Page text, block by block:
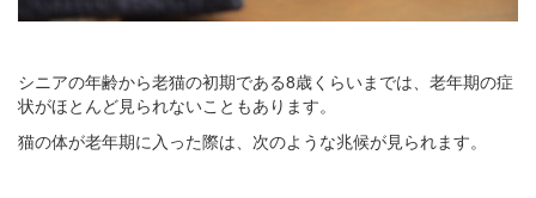
シニアの年齢から老猫の初期である8歳くらいまでは、老年期の症
状がほとんど見られないこともあります。
猫の体が老年期に入った際は、次のような兆候が見られます。